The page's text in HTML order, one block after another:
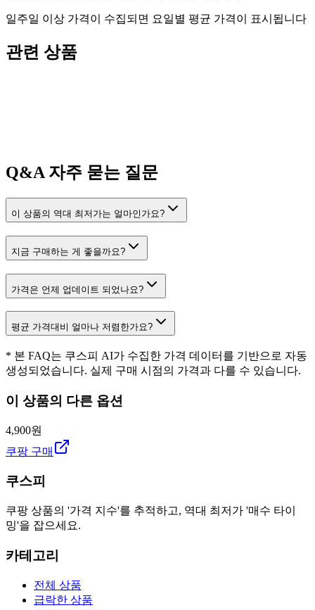
일주일 이상 가격이 수집되면 요일별 평균 가격이 표시됩니다
관련 상품
Q&A자주 묻는 질문
이 상품의 역대 최저가는 얼마인가요?
지금 구매하는 게 좋을까요?
가격은 언제 업데이트 되었나요?
평균 가격대비 얼마나 저렴한가요?
* 본 FAQ는 쿠스피 AI가 수집한 가격 데이터를 기반으로 자동
생성되었습니다. 실제 구매 시점의 가격과 다를 수 있습니다.
이 상품의 다른 옵션
4,900원
쿠팡 구매
쿠스피
쿠팡 상품의 '가격 지수'를 추적하고, 역대 최저가 '매수 타이
밍'을 잡으세요.
카테고리
전체 상품
급락한 상품